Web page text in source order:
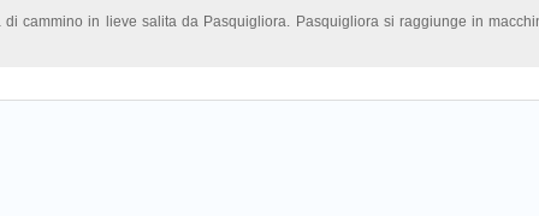
cammino in lieve salita da Pasquigliora. Pasquigliora si raggiunge in